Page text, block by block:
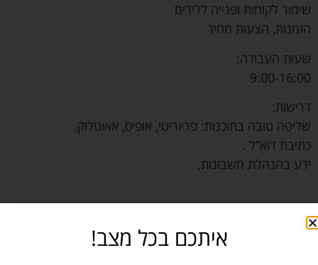
שימור לקוחות ופנייה ללידים
הזמנות, הצעות מחיר
שעות העבודה:
9:00-16:00
דרישות:
שליטה טובה בתוכנות: פריוריטי, אופיס, אאוטלוק.
כתיבת דוא”ל .
ידע בהנהלת חשבונות.
פקידות
איתכם בכל מצב!